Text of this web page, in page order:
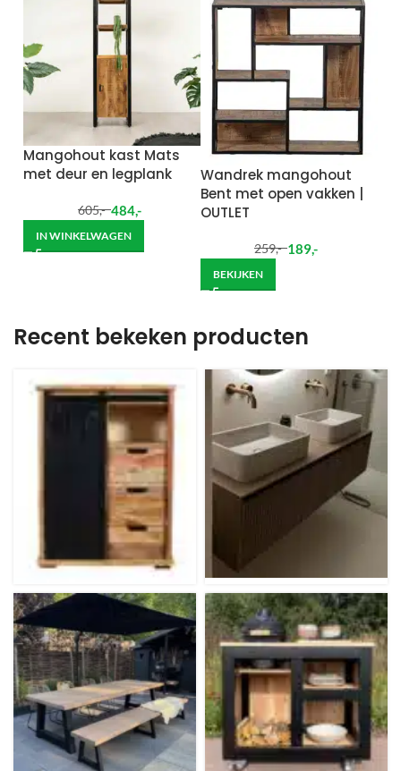
Mangohout kast Mats
met deur en legplank
605,- 484,-
IN WINKELWAGEN
Wandrek mangohout
Bent met open vakken |
OUTLET
259,- 189,-
BEKIJKEN
Recent bekeken producten